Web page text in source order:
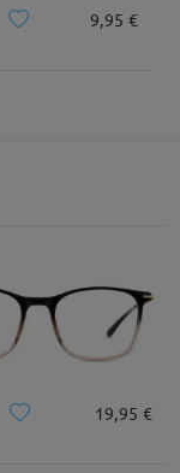
9,95 €
19,95 €